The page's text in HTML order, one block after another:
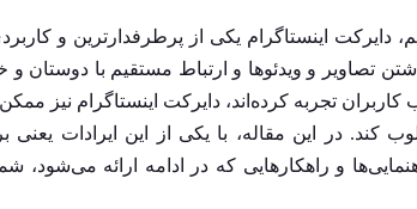
دایرکت اینستاگرام یکی از پرطرفدارترین و
تصاویر و ویدئوها و ارتباط مستقیم با دوستان و
تجربه کرده‌اند، دایرکت اینستاگرام نیز
کند. در این مقاله، با یکی از این ایرادات
و راهکارهایی که در ادامه ارائه می‌شود،